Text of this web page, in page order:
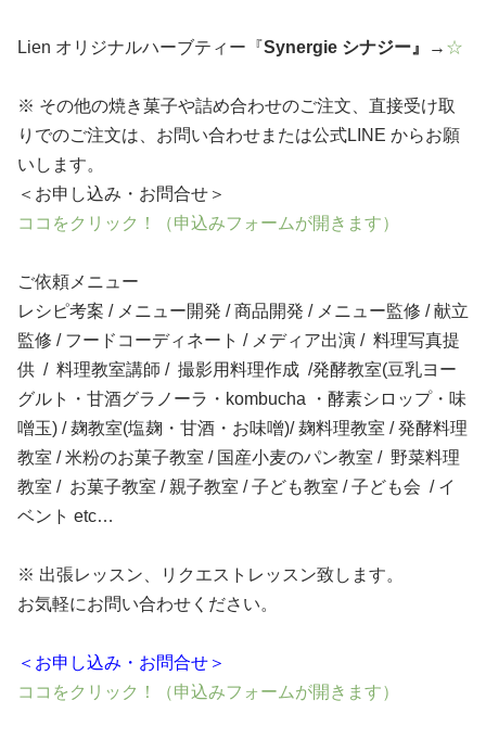
Lien オリジナルハーブティー『Synergie シナジー』 → ☆
※ その他の焼き菓子や詰め合わせのご注文、直接受け取
りでのご注文は、お問い合わせまたは公式LINE からお願
いします。
＜お申し込み・お問合せ＞
ココをクリック！（申込みフォームが開きます）
ご依頼メニュー
レシピ考案 / メニュー開発 / 商品開発 / メニュー監修 / 献立
監修 / フードコーディネート / メディア出演 / 料理写真提
供 / 料理教室講師 / 撮影用料理作成 /発酵教室(豆乳ヨー
グルト・甘酒グラノーラ・kombucha ・酵素シロップ・味
噌玉) /麹教室(塩麹・甘酒・お味噌)/ 麹料理教室 / 発酵料理
教室 / 米粉のお菓子教室 / 国産小麦のパン教室 / 野菜料理
教室 / お菓子教室 / 親子教室 / 子ども教室 / 子ども会 / イ
ベント etc…
※ 出張レッスン、リクエストレッスン致します。
お気軽にお問い合わせください。
＜お申し込み・お問合せ＞
ココをクリック！
（申込みフォームが開きます）